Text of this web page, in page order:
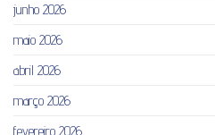
junho 2026
maio 2026
abril 2026
março 2026
fevereiro 2026